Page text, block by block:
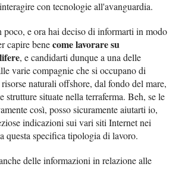
con tecnologie all'avanguardia.
e ora hai deciso di informarti in modo
capire benecome lavorare su
, e candidarti dunque a una delle
varie compagnie che si occupano di
risorse naturali offshore, dal fondo del mare,
strutture situate nella terraferma. Beh, se le
così, posso sicuramente aiutarti io,
indicazioni sui vari siti Internet nei
questa specifica tipologia di lavoro.
delle informazioni in relazione alle